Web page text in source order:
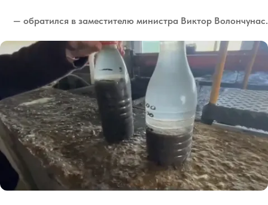
— обратился в заместителю министра Виктор Волончунас.